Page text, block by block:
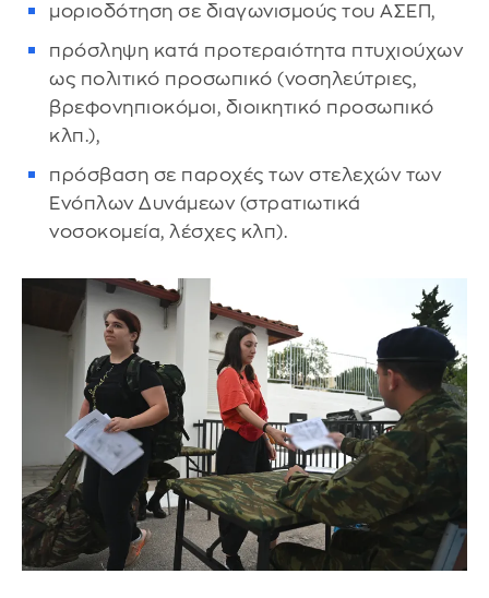
μοριοδότηση σε διαγωνισμούς του ΑΣΕΠ,
πρόσληψη κατά προτεραιότητα πτυχιούχων
ως πολιτικό προσωπικό (νοσηλεύτριες,
βρεφονηπιοκόμοι, διοικητικό προσωπικό
κλπ.),
πρόσβαση σε παροχές των στελεχών των
Ενόπλων Δυνάμεων (στρατιωτικά
νοσοκομεία, λέσχες κλπ).